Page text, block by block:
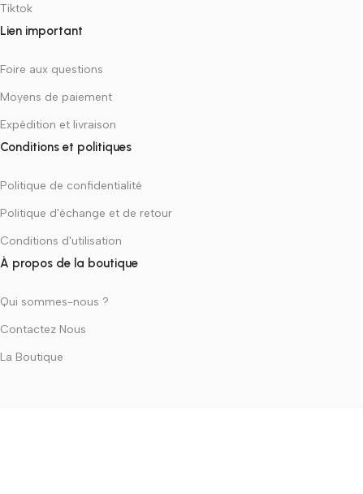
Tiktok
Lien important
Foire aux questions
Moyens de paiement
Expédition et livraison
Conditions et politiques
Politique de confidentialité
Politique d'échange et de retour
Conditions d'utilisation
À propos de la boutique
Qui sommes-nous ?
Contactez Nous
La Boutique